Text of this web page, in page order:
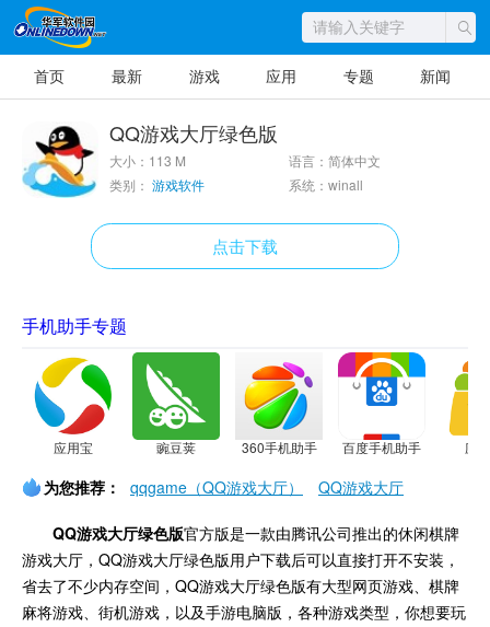
首页 最新 游戏 应用 专题 新闻
QQ游戏大厅绿色版
大小：113 M
语言：简体中文
类别： 游戏软件 系统：winall
点击下载
手机助手专题
应用宝 豌豆荚 360手机助手 百度手机助手 应
为您推荐： qqgame（QQ游戏大厅） QQ游戏大厅
QQ游戏大厅绿色版官方版是一款由腾讯公司推出的休闲棋牌
游戏大厅，QQ游戏大厅绿色版用户下载后可以直接打开不安装，
省去了不少内存空间，QQ游戏大厅绿色版有大型网页游戏、棋牌
麻将游戏、街机游戏，以及手游电脑版，各种游戏类型，你想要玩